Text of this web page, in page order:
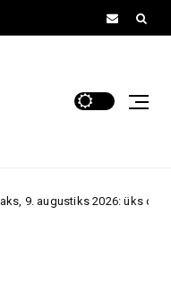
üks ootamatu vestlus